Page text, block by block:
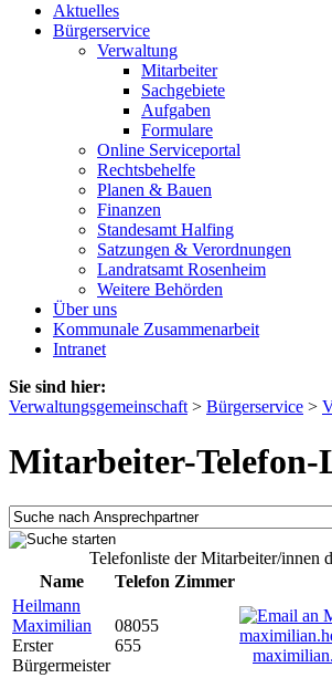
Aktuelles
Bürgerservice
Verwaltung
Mitarbeiter
Sachgebiete
Aufgaben
Formulare
Online Serviceportal
Rechtsbehelfe
Planen & Bauen
Finanzen
Standesamt Halfing
Satzungen & Verordnungen
Landratsamt Rosenheim
Weitere Behörden
Über uns
Kommunale Zusammenarbeit
Intranet
Sie sind hier:
Verwaltungsgemeinschaft > Bürgerservice >
Mitarbeiter-Telefon-
Telefonliste der Mitarbeiter/innen
Name
Telefon Zimmer
Heilmann
Maximilian
Erster
Bürgermeister
08055
655